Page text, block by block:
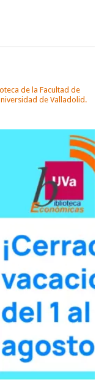
de la Facultad de
de Valladolid.